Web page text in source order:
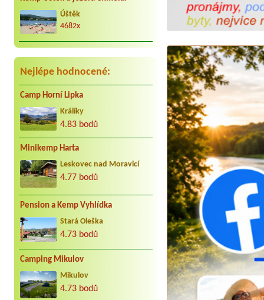
kar. cca 25 let do Jindřiše vždy
radostně. Děkujeme Vaculovi, Brno.
Úštěk
4682x
Nejlépe hodnocené:
Camp Horní Lipka
Králíky
4.83 bodů
Minikemp Harta
Leskovec nad Moravicí
4.77 bodů
Pension a Kemp Vyhlídka
Stará Oleška
4.73 bodů
Camping Mikulov
Mikulov
4.73 bodů